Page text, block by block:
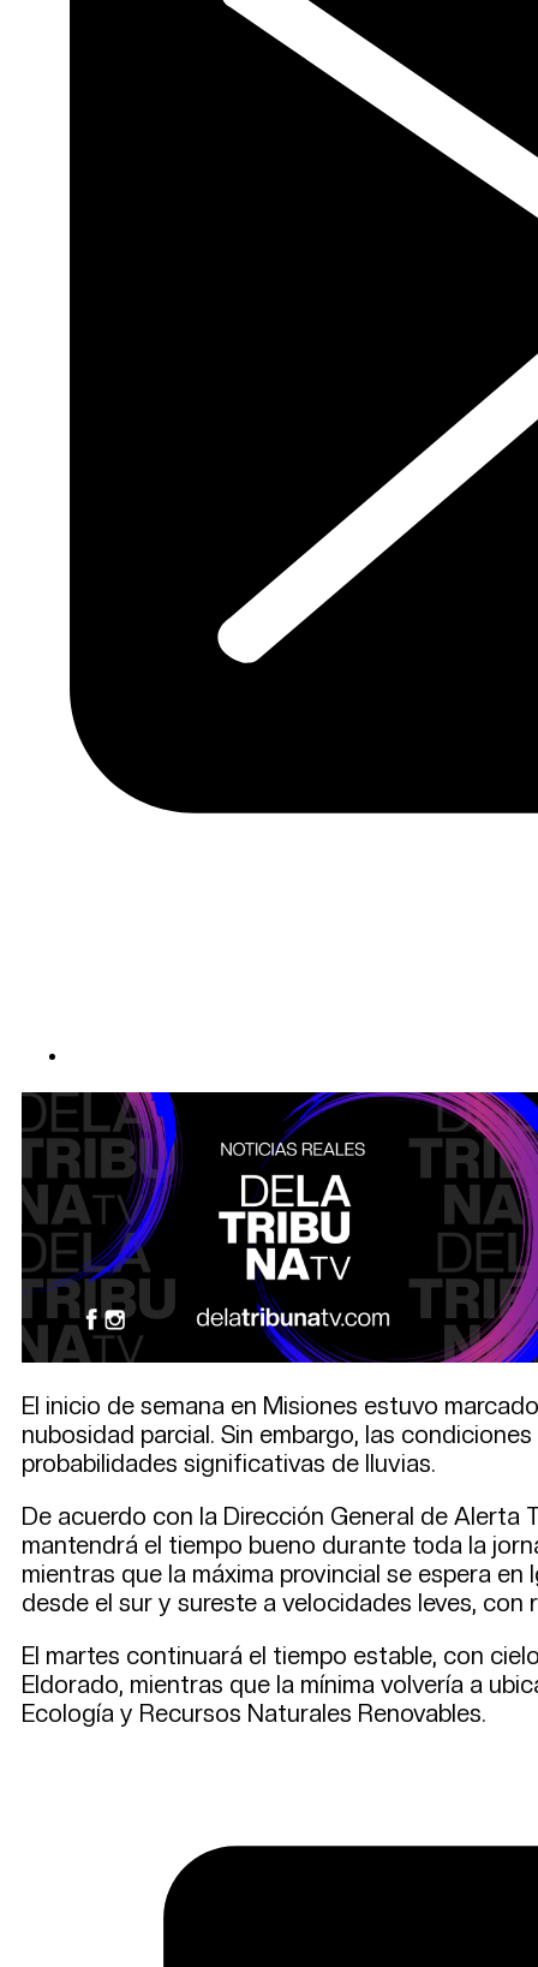
El inicio de semana en Misiones estuvo
nubosidad parcial. Sin embargo, las
probabilidades significativas de lluvias.
De acuerdo con la Dirección General de Alerta
mantendrá el tiempo bueno durante toda la
mientras que la máxima provincial se espera en
desde el sur y sureste a velocidades leves,
El martes continuará el tiempo estable, con
Eldorado, mientras que la mínima volvería a
Ecología y Recursos Naturales Renovables.